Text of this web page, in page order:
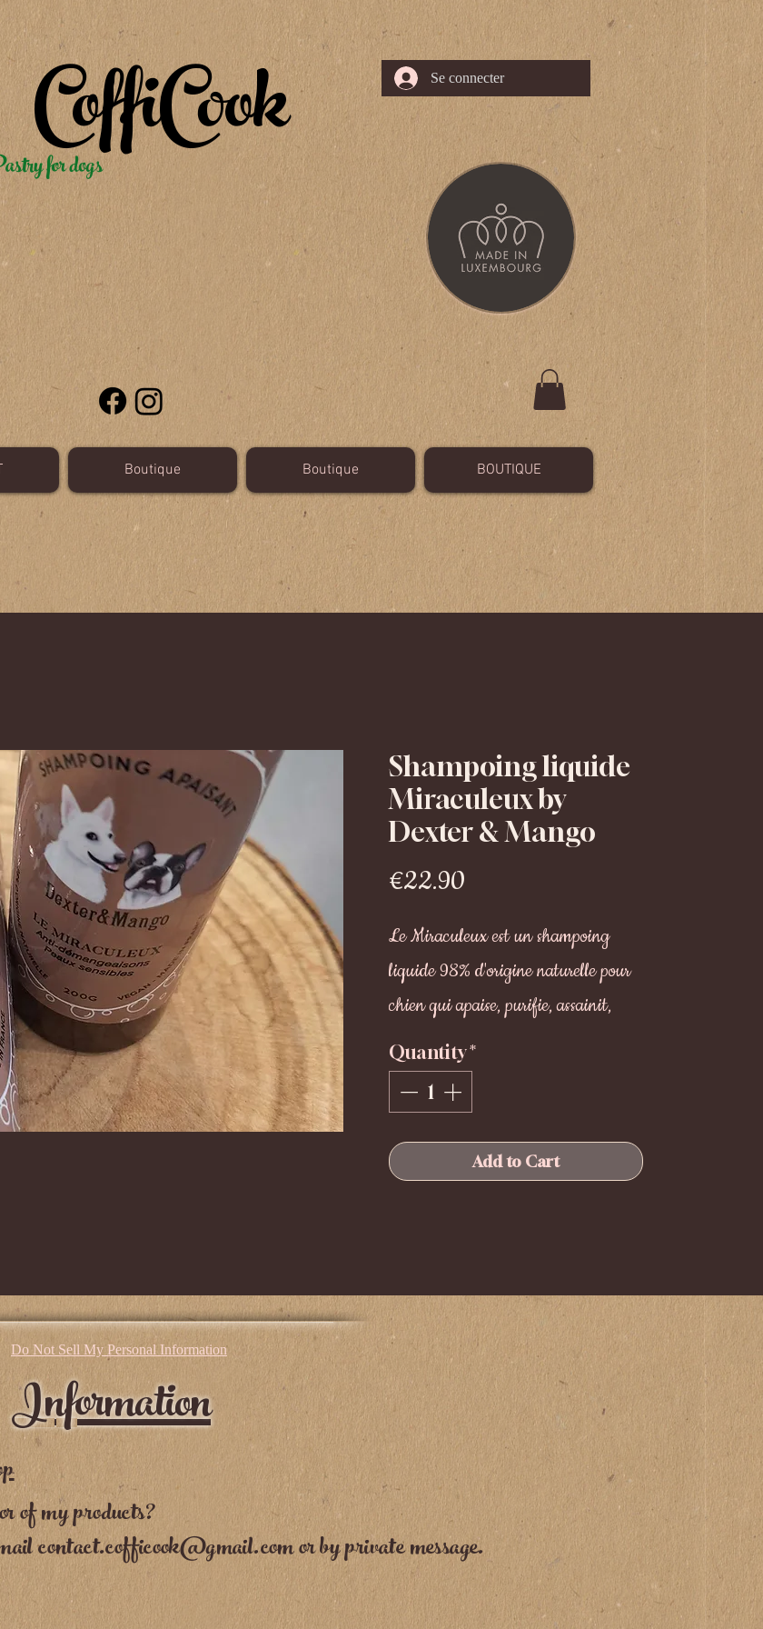
CoffiCook
for dogs
Se connecter
Boutique Boutique BOUTIQUE
Shampoing liquide
Miraculeux by
Dexter & Mango
€22.90
Le Miraculeux est un shampoing
liquide 98% d'origine naturelle pour
chien qui apaise, purifie, assainit,
fortifie les pelages sujets aux
inconforts. Il soulage immédiatement
la peau des tiraillements, irritations et
démangeaisons.
efficacement votre chien, sans agresser
sa peau, pour un pelage propre doux
et soyeux; tout en facilitant le
démêlage ! Sa texture gel procure une
sensation de soulagement immédiate.
Notre shampoing libère une mousse
généreuse et onctueuse.
Il est adapté aux peaux les plus
sensibles et exigeantes.
Quantity*
Add to Cart
Do Not Sell My Personal Information
Information
of my products?
contact.cofficook@gmail.comor by private message.